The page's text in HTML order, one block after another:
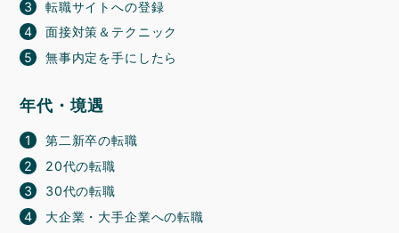
転職サイトへの登録
面接対策＆テクニック
無事内定を手にしたら
年代・境遇
第二新卒の転職
20代の転職
30代の転職
大企業・大手企業への転職